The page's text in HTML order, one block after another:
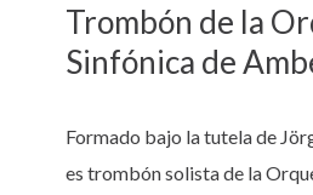
Trombón de la
Sinfónica de
Formado bajo la tutela de
es trombón solista de la